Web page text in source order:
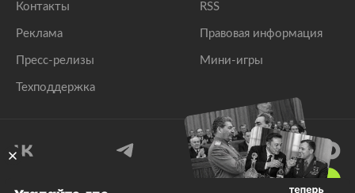
Контакты
Реклама
Пресс-релизы
Техподдержка
RSS
Правовая информация
Мини-игры